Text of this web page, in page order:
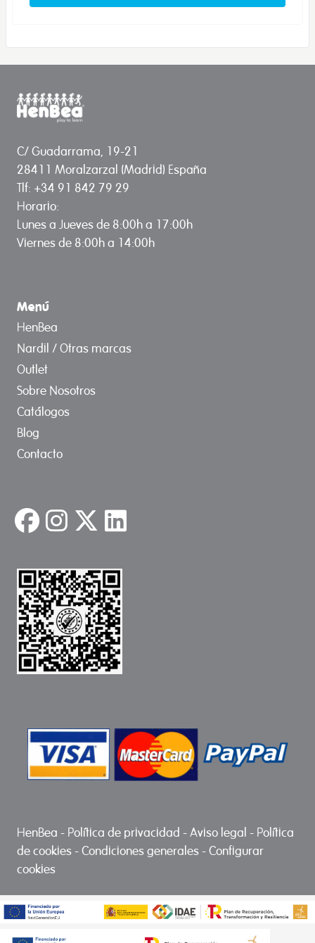
C/ Guadarrama, 19-21
28411 Moralzarzal (Madrid) España
Tlf: +34 91 842 79 29
Horario:
Lunes a Jueves de 8:00h a 17:00h
Viernes de 8:00h a 14:00h
Menú
HenBea
Nardil / Otras marcas
Outlet
Sobre Nosotros
Catálogos
Blog
Contacto
HenBea - Política de privacidad -Aviso legal - Política
de cookies -Condiciones generales -Configurar
cookies